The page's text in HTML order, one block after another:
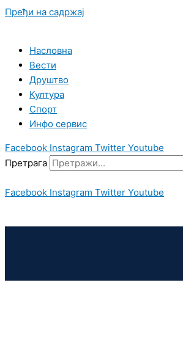
Пређи на садржај
Насловна
Вести
Друштво
Култура
Спорт
Инфо сервис
Facebook Instagram Twitter Youtube
Претрага
Facebook Instagram Twitter Youtube